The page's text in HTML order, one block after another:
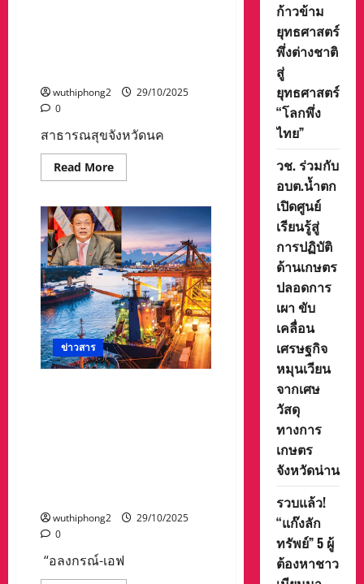
wuthiphong2
29/10/2025
0
สาธารณสุขจังหวัดนค
Read MoreRead
more
จังหวัด
นครสวรรค์
จัด
อบรม
โครงการ
พัฒนา
ระบบ
การ
สื่อสาร
ด้าน
สุขภาพ
และ
สื่อสาร
มวลชน
จังหวัด
ข่าวสาร
wuthiphong2
29/10/2025
0
“อลงกรณ์-เอฟ
ก้าวข้าม
ยุทธศาสตร์
พึ่งต่างชาติ
สู่
ยุทธศาสตร์
“โลกพึ่ง
ไทย”
วช. ร่วมกับ
อบต.น้ำตก
เปิดศูนย์
เรียนรู้สู่
การปฏิบัติ
ด้านเกษตร
ปลอดการ
เผา ขับ
เคลื่อน
เศรษฐกิจ
หมุนเวียน
จากเศษ
วัสดุ
ทางการ
เกษตร
จังหวัดน่าน
รวบแล้ว!
“แก๊งลัก
ทรัพย์” 5 ผู้
ต้องหาชาว